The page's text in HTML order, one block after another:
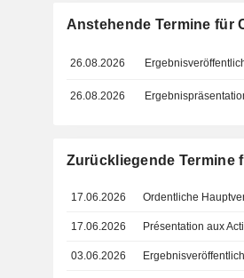
Anstehende Termine für
26.08.2026
26.08.2026
Zurückliegende Termine
17.06.2026 Ordentliche
17.06.2026 Présentation aux
03.06.2026